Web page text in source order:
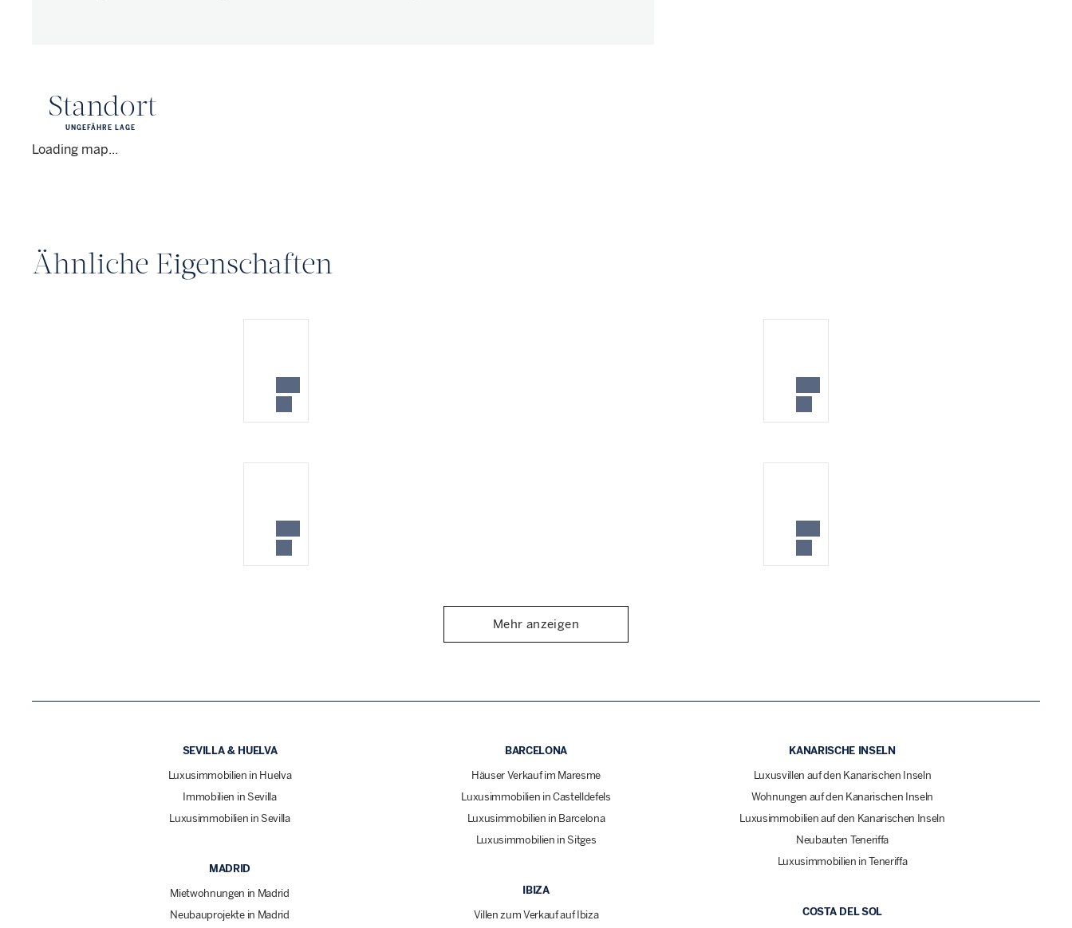
Standort
Loading map...
UNGEFÄHRE LAGE
Ähnliche Eigenschaften
Mehr anzeigen
SEVILLA & HUELVA
Luxusimmobilien in Huelva
Immobilien in Sevilla
Luxusimmobilien in Sevilla
MADRID
Mietwohnungen in Madrid
Neubauprojekte in Madrid
BARCELONA
Häuser Verkauf im Maresme
Luxusimmobilien in Castelldefels
Luxusimmobilien in Barcelona
Luxusimmobilien in Sitges
IBIZA
Villen zum Verkauf auf Ibiza
KANARISCHE INSELN
Luxusvillen auf den Kanarischen Inseln
Wohnungen auf den Kanarischen Inseln
Luxusimmobilien auf den Kanarischen Inseln
Neubauten Teneriffa
Luxusimmobilien in Teneriffa
COSTA DEL SOL